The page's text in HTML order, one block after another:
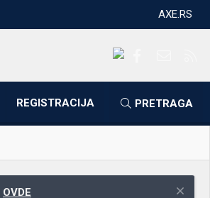
AXE.RS
REGISTRACIJA PRETRAGA
OVDE